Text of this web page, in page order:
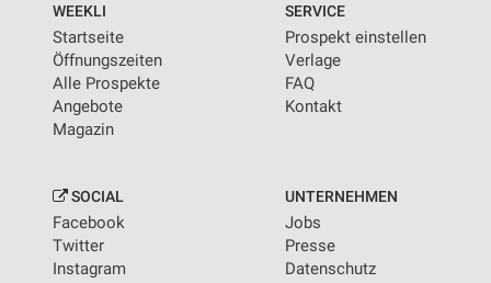
WEEKLI
Startseite
Öffnungszeiten
Alle Prospekte
Angebote
Magazin
SERVICE
Prospekt einstellen
Verlage
FAQ
Kontakt
SOCIAL
Facebook
Twitter
Instagram
UNTERNEHMEN
Jobs
Presse
Datenschutz